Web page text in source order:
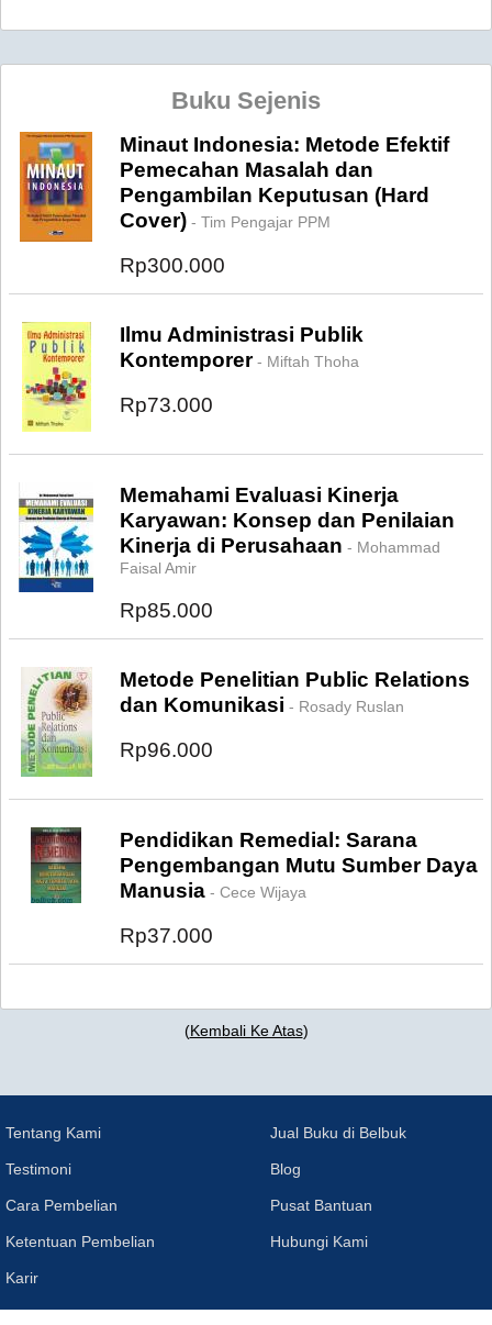
Buku Sejenis
Minaut Indonesia: Metode Efektif
Pemecahan Masalah dan
Pengambilan Keputusan (Hard
Cover) - Tim Pengajar PPM
Rp300.000
Ilmu Administrasi Publik
Kontemporer- Miftah Thoha
Rp73.000
Memahami Evaluasi Kinerja
Karyawan: Konsep dan Penilaian
Kinerja di Perusahaan - Mohammad
Faisal Amir
Rp85.000
Metode Penelitian Public Relations
dan Komunikasi - Rosady Ruslan
Rp96.000
Pendidikan Remedial: Sarana
Pengembangan Mutu Sumber Daya
Manusia - Cece Wijaya
Rp37.000
(Kembali Ke Atas)
Tentang Kami
Testimoni
Cara Pembelian
Ketentuan Pembelian
Karir
Jual Buku di Belbuk
Blog
Pusat Bantuan
Hubungi Kami